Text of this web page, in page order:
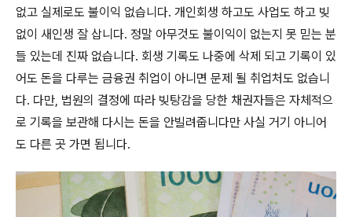
없고 실제로도 불이익 없습니다. 개인회생 하고도 사업도 하고 빚
없이 새인생 잘 삽니다. 정말 아무것도 불이익이 없는지 못 믿는 분
들 있는데 진짜 없습니다. 회생 기록도 나중에 삭제 되고 기록이 있
어도 돈을 다루는 금융권 취업이 아니면 문제 될 취업처도 없습니
다. 다만, 법원의 결정에 따라 빚탕감을 당한 채권자들은 자체적으
로 기록을 보관해 다시는 돈을 안빌려줍니다만 사실 거기 아니어
도 다른 곳 가면 됩니다.